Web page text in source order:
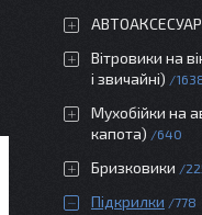
Вітровики на
і звичайні)
Мухобійки на
капота)
640
Бризковики
Підкрилки 778